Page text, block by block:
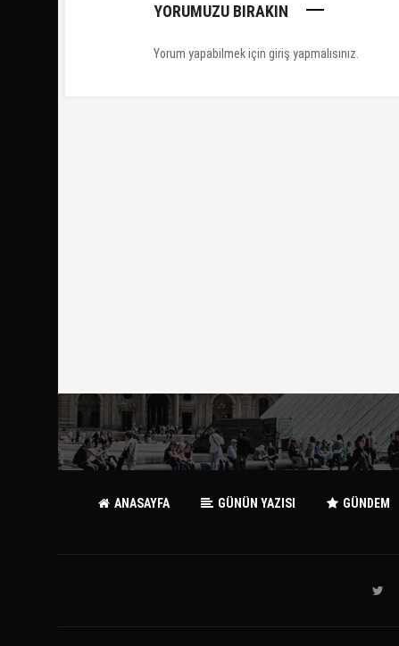
YORUMUZU BIRAKIN
Yorum yapabilmek içingiriş yapmalısınız
ANASAYFA GÜNÜN YAZISI GÜNDEM